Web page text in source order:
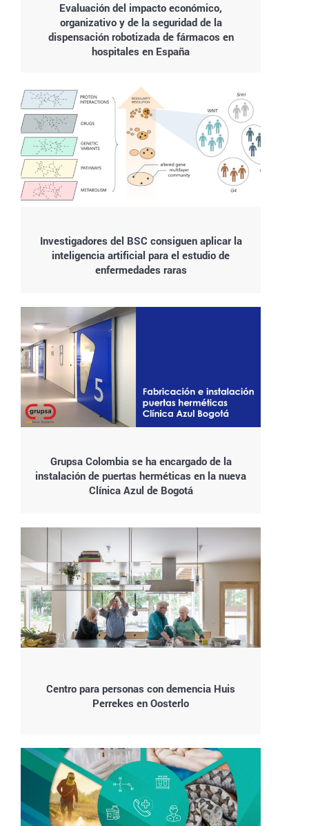
Evaluación del impacto económico,
organizativo y de la seguridad de la
dispensación robotizada de fármacos en
hospitales en España
Investigadores del BSC consiguen aplicar la
inteligencia artificial para el estudio de
enfermedades raras
Grupsa Colombia se ha encargado de la
instalación de puertas herméticas en la nueva
Clínica Azul de Bogotá
Centro para personas con demencia Huis
Perrekes en Oosterlo